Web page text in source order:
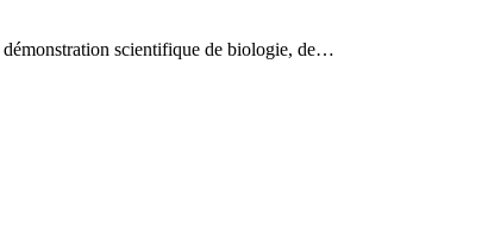
scientifique de biologie, de…